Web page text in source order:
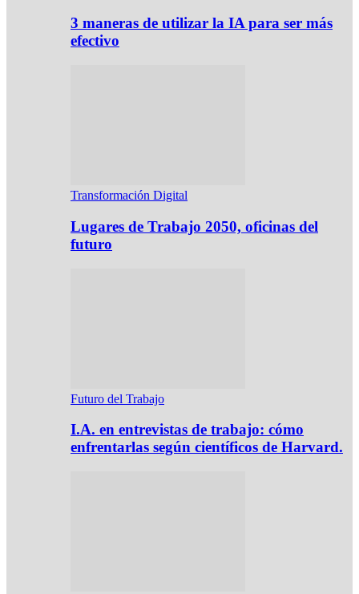
3 maneras de utilizar la IA para ser más
efectivo
Transformación Digital
Lugares de Trabajo 2050, oficinas del
futuro
Futuro del Trabajo
I.A. en entrevistas de trabajo: cómo
enfrentarlas según científicos de Harvard.